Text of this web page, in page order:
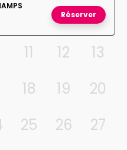
Réserver
11 12
13
18 19
20
25 26
27